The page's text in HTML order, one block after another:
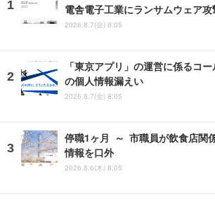
電舎電子工業にランサムウェア攻
2026.8.7(金) 8:05
「東京アプリ」の運営に係るコ
の個人情報漏えい
2026.8.7(金) 8:05
停職1ヶ月 ～ 市職員が飲食店関
情報を口外
2026.8.6(木) 8:05